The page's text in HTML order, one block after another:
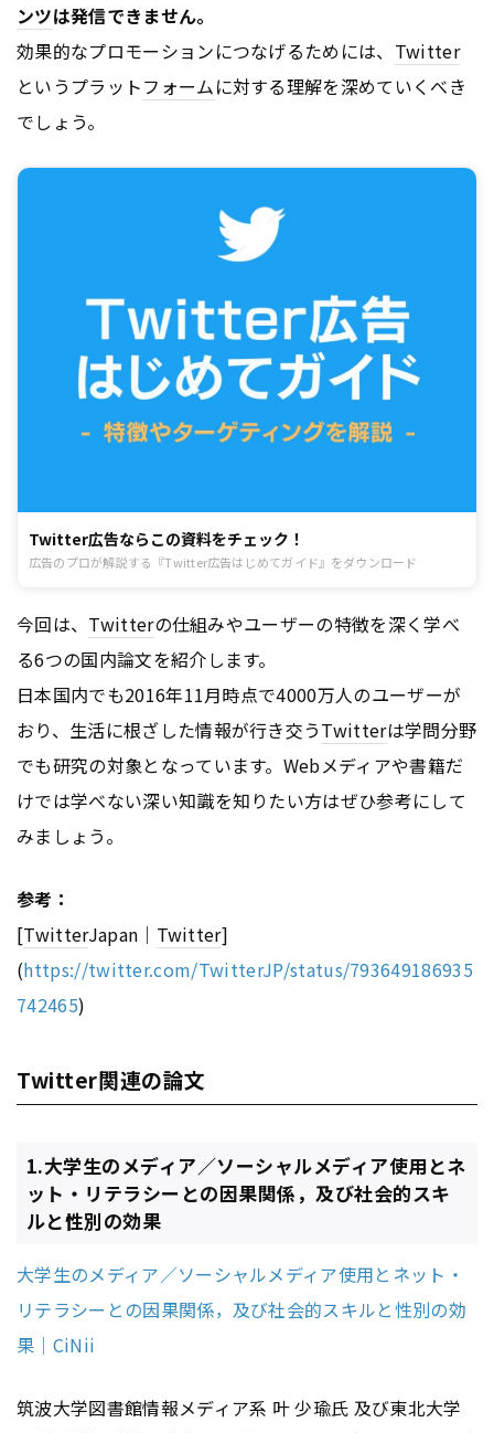
ンツは発信できません。
効果的なプロモーションにつなげるためには、 Twitter
というプラットフォームに対する理解を深めていくべき
でしょう。
Twitter広告ならこの資料をチェック！
広告のプロが解説する『Twitter広告はじめてガイド』をダウンロード
今回は、 Twitterの仕組みやユーザーの特徴を深く学べ
る6つの国内論文を紹介します。
日本国内でも2016年11月時点で4000万人のユーザーが
おり、生活に根ざした情報が行き交うTwitterは学問分野
でも研究の対象となっています。Webメディアや書籍だ
けでは学べない深い知識を知りたい方はぜひ参考にして
みましょう。
参考：
[TwitterJapan｜ Twitter]
(https://twitter.com/TwitterJP/status/793649186935
742465)
Twitter関連の論文
1.大学生のメディア／ソーシャルメディア使用とネ
ット・リテラシーとの因果関係，及び社会的スキ
ルと性別の効果
大学生のメディア／ソーシャルメディア使用とネット・
リテラシーとの因果関係，及び社会的スキルと性別の効
果｜CiNii
筑波大学図書館情報メディア系 叶 少瑜氏 及び東北大学